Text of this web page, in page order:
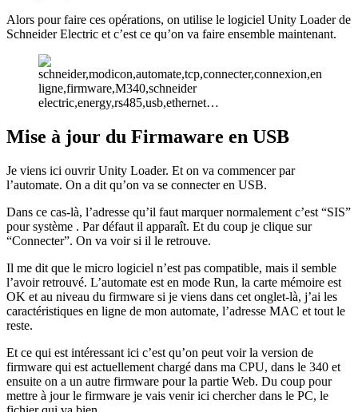
Alors pour faire ces opérations, on utilise le logiciel Unity Loader de
Schneider Electric et c’est ce qu’on va faire ensemble maintenant.
Mise à jour du Firmaware en USB
Je viens ici ouvrir Unity Loader. Et on va commencer par
l’automate. On a dit qu’on va se connecter en USB.
Dans ce cas-là, l’adresse qu’il faut marquer normalement c’est “SIS”
pour système . Par défaut il apparaît. Et du coup je clique sur
“Connecter”. On va voir si il le retrouve.
Il me dit que le micro logiciel n’est pas compatible, mais il semble
l’avoir retrouvé. L’automate est en mode Run, la carte mémoire est
OK et au niveau du firmware si je viens dans cet onglet-là, j’ai les
caractéristiques en ligne de mon automate, l’adresse MAC et tout le
reste.
Et ce qui est intéressant ici c’est qu’on peut voir la version de
firmware qui est actuellement chargé dans ma CPU, dans le 340 et
ensuite on a un autre firmware pour la partie Web. Du coup pour
mettre à jour le firmware je vais venir ici chercher dans le PC, le